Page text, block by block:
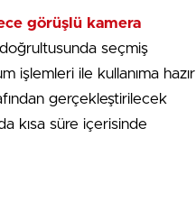
görüşlü kamera
seçmiş
işlemleri ile kullanıma hazır
gerçekleştirilecek
kısa süre içerisinde